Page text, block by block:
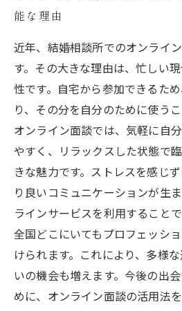
能な理由
近年、結婚相談所でのオンライ
す。その大きな理由は、忙しい
性です。自宅から参加できるた
り、その分を自分のために使う
オンライン面談では、気軽に自
やすく、リラックスした状態で
きな魅力です。ストレスを感じ
り良いコミュニケーションが生
ラインサービスを利用すること
全国どこにいてもプロフェッシ
けられます。これにより、多様
いの機会も増えます。今後の出
めに、オンライン面談の活用法